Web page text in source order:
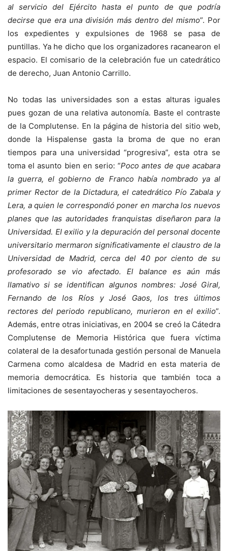
al servicio del Ejército hasta el punto de que podría
decirse que era una división más dentro del mismo”. Por
los expedientes y expulsiones de 1968 se pasa de
puntillas. Ya he dicho que los organizadores racanearon el
espacio. El comisario de la celebración fue un catedrático
de derecho, Juan Antonio Carrillo.
No todas las universidades son a estas alturas iguales
pues gozan de una relativa autonomía. Baste el contraste
de la Complutense. En la página de historia del sitio web,
donde la Hispalense gasta la broma de que no eran
tiempos para una universidad “progresiva”, esta otra se
toma el asunto bien en serio: “Poco antes de que acabara
la guerra, el gobierno de Franco había nombrado ya al
primer Rector de la Dictadura, el catedrático Pío Zabala y
Lera, a quien le correspondió poner en marcha los nuevos
planes que las autoridades franquistas diseñaron para la
Universidad. El exilio y la depuración del personal docente
universitario mermaron significativamente el claustro de la
Universidad de Madrid, cerca del 40 por ciento de su
profesorado se vio afectado. El balance es aún más
llamativo si se identifican algunos nombres: José Giral,
Fernando de los Ríos y José Gaos, los tres últimos
rectores del periodo republicano, murieron en el exilio”.
Además, entre otras iniciativas, en 2004 se creó la Cátedra
Complutense de Memoria Histórica que fuera víctima
colateral de la desafortunada gestión personal de Manuela
Carmena como alcaldesa de Madrid en esta materia de
memoria democrática. Es historia que también toca a
limitaciones de sesentayocheras y sesentayocheros.